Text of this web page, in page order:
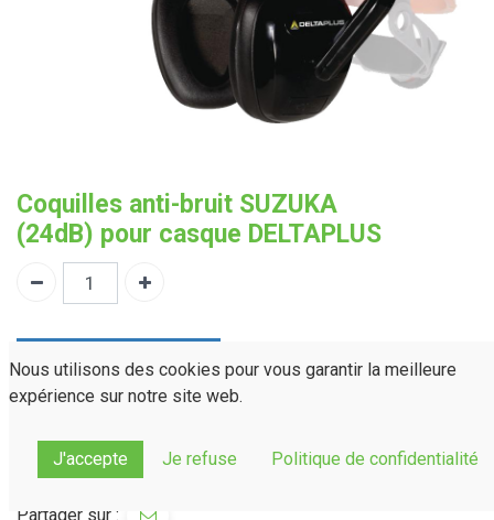
Coquilles anti-bruit SUZUKA
(24dB) pour casque DELTAPLUS
Demander un devis
Normes(s) :
EN 352-3:2002
ANSI S3.19-1974
Partager sur :
Nous utilisons des cookies pour vous garantir la meilleure
expérience sur notre site web.
J'accepte Je refuse Politique de confidentialité